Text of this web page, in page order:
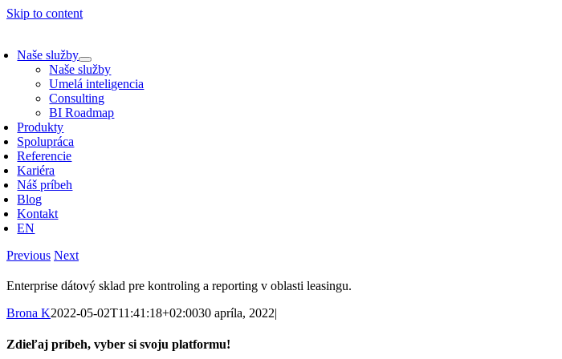
Skip to content
Naše služby
Naše služby
Umelá inteligencia
Consulting
BI Roadmap
Produkty
Spolupráca
Referencie
Kariéra
Náš príbeh
Blog
Kontakt
EN
Previous Next
Enterprise dátový sklad pre kontroling a reporting v oblasti leasingu.
Brona K2022-05-02T11:41:18+02:0030 apríla, 2022|
Zdieľaj príbeh, vyber si svoju platformu!